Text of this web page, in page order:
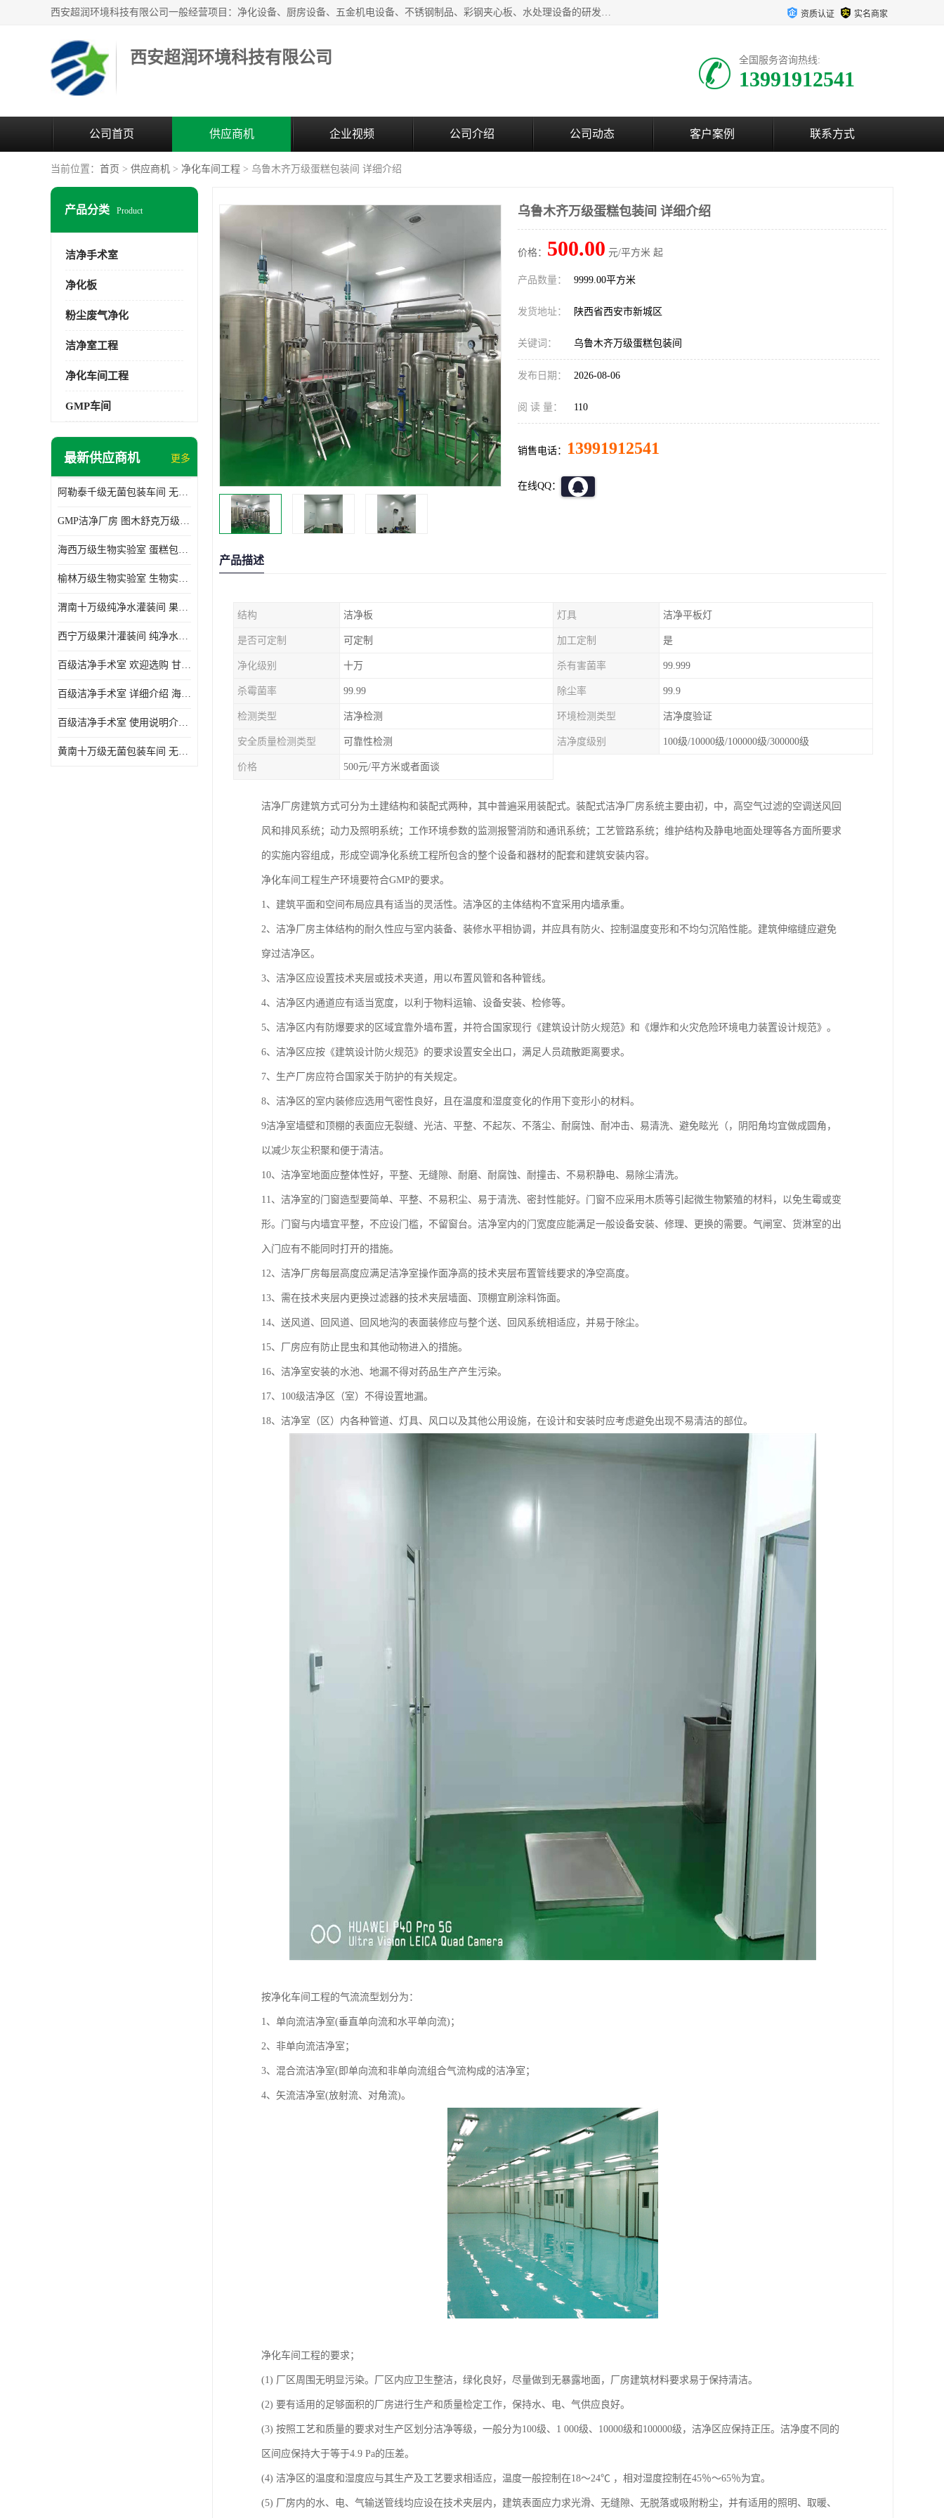
西安超润环境科技有限公司一般经营项目：净化设备、厨房设备、五金机电设备、不锈钢制品、彩钢夹心板、水处理设备的研发、销售；空气净化设备、办公设备、通风设备、建筑材料、金属材料的销售；净化工程、钢结构工程、机电设备工程的设计与施工及技术咨询服务；货物及技术的进出口的业务经营。 资质认证 实名商家
西安超润环境科技有限公司 全国服务咨询热线:
13991912541
公司首页 供应商机 企业视频 公司介绍 公司动态 客户案例 联系方式
当前位置： 首页 > 供应商机 > 净化车间工程 > 乌鲁木齐万级蛋糕包装间 详细介绍
产品分类 Product
洁净手术室
净化板
粉尘废气净化
洁净室工程
净化车间工程
GMP车间
最新供应商机 更多
阿勒泰千级无菌包装车间 无尘车间 欢迎选购
GMP洁净厂房 图木舒克万级GMP洁净厂房价格
海西万级生物实验室 蛋糕包装间 为环保助力
榆林万级生物实验室 生物实验室 欢迎选购
渭南十万级纯净水灌装间 果汁灌装间 使用说明介绍
西宁万级果汁灌装间 纯净水灌装间 详细介绍
百级洁净手术室 欢迎选购 甘肃百级洁净手术室报价表
百级洁净手术室 详细介绍 海东百级洁净手术室报价单
百级洁净手术室 使用说明介绍 青海百级洁净手术室电话
黄南十万级无菌包装车间 无菌室 使用说明介绍
乌鲁木齐万级蛋糕包装间 详细介绍
价格： 500.00 元/平方米 起
产品数量： 9999.00平方米
发货地址： 陕西省西安市新城区
关键词： 乌鲁木齐万级蛋糕包装间
发布日期： 2026-08-06
阅 读 量： 110
销售电话： 13991912541
在线QQ：
产品描述
结构 洁净板 灯具 洁净平板灯
是否可定制 可定制 加工定制 是
净化级别 十万 杀有害菌率 99.999
杀霉菌率 99.99 除尘率 99.9
检测类型 洁净检测 环境检测类型 洁净度验证
安全质量检测类型 可靠性检测 洁净度级别 100级/10000级/100000级/300000级
价格 500元/平方米或者面谈
洁净厂房建筑方式可分为土建结构和装配式两种，其中普遍采用装配式。装配式洁净厂房系统主要由初，中，高空气过滤的空调送风回
风和排风系统；动力及照明系统；工作环境参数的监测报警消防和通讯系统；工艺管路系统；维护结构及静电地面处理等各方面所要求
的实施内容组成，形成空调净化系统工程所包含的整个设备和器材的配套和建筑安装内容。
净化车间工程生产环境要符合GMP的要求。
1、建筑平面和空间布局应具有适当的灵活性。洁净区的主体结构不宜采用内墙承重。
2、洁净厂房主体结构的耐久性应与室内装备、装修水平相协调，并应具有防火、控制温度变形和不均匀沉陷性能。建筑伸缩缝应避免
穿过洁净区。
3、洁净区应设置技术夹层或技术夹道，用以布置风管和各种管线。
4、洁净区内通道应有适当宽度，以利于物料运输、设备安装、检修等。
5、洁净区内有防爆要求的区域宜靠外墙布置，并符合国家现行《建筑设计防火规范》和《爆炸和火灾危险环境电力装置设计规范》。
6、洁净区应按《建筑设计防火规范》的要求设置安全出口，满足人员疏散距离要求。
7、生产厂房应符合国家关于防护的有关规定。
8、洁净区的室内装修应选用气密性良好，且在温度和湿度变化的作用下变形小的材料。
9洁净室墙壁和顶棚的表面应无裂缝、光洁、平整、不起灰、不落尘、耐腐蚀、耐冲击、易清洗、避免眩光（，阴阳角均宜做成圆角，
以减少灰尘积聚和便于清洁。
10、洁净室地面应整体性好，平整、无缝隙、耐磨、耐腐蚀、耐撞击、不易积静电、易除尘清洗。
11、洁净室的门窗造型要简单、平整、不易积尘、易于清洗、密封性能好。门窗不应采用木质等引起微生物繁殖的材料，以免生霉或变
形。门窗与内墙宜平整，不应设门槛，不留窗台。洁净室内的门宽度应能满足一般设备安装、修理、更换的需要。气闸室、货淋室的出
入门应有不能同时打开的措施。
12、洁净厂房每层高度应满足洁净室操作面净高的技术夹层布置管线要求的净空高度。
13、需在技术夹层内更换过滤器的技术夹层墙面、顶棚宜刷涂料饰面。
14、送风道、回风道、回风地沟的表面装修应与整个送、回风系统相适应，并易于除尘。
15、厂房应有防止昆虫和其他动物进入的措施。
16、洁净室安装的水池、地漏不得对药品生产产生污染。
17、100级洁净区（室）不得设置地漏。
18、洁净室（区）内各种管道、灯具、风口以及其他公用设施，在设计和安装时应考虑避免出现不易清洁的部位。
按净化车间工程的气流流型划分为：
1、单向流洁净室(垂直单向流和水平单向流)；
2、非单向流洁净室；
3、混合流洁净室(即单向流和非单向流组合气流构成的洁净室；
4、矢流洁净室(放射流、对角流)。
净化车间工程的要求；
(1) 厂区周围无明显污染。厂区内应卫生整洁，绿化良好，尽量做到无暴露地面，厂房建筑材料要求易于保持清洁。
(2) 要有适用的足够面积的厂房进行生产和质量检定工作，保持水、电、气供应良好。
(3) 按照工艺和质量的要求对生产区划分洁净等级，一般分为100级、1 000级、10000级和100000级，洁净区应保持正压。洁净度不同的
区间应保持大于等于4.9 Pa的压差。
(4) 洁净区的温度和湿度应与其生产及工艺要求相适应，温度一般控制在18～24℃ ，相对湿度控制在45％～65％为宜。
(5) 厂房内的水、电、气输送管线均应设在技术夹层内，建筑表面应力求光滑、无缝隙、无脱落或吸附粉尘，并有适用的照明、取暖、